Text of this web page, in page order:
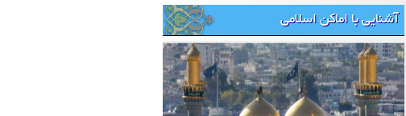
آشنایی با اماکن اسلامی